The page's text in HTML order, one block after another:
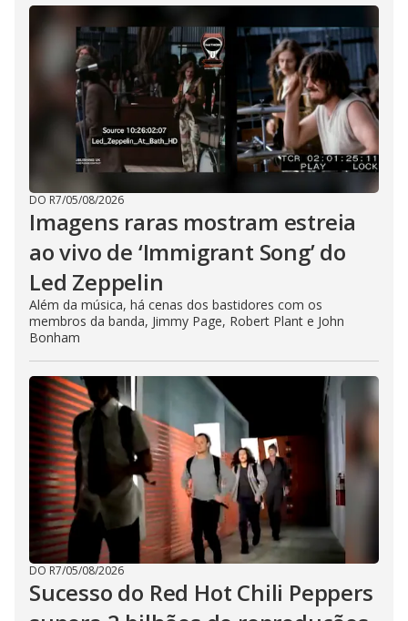
DO R7/05/08/2026
Imagens raras mostram estreia
ao vivo de ‘Immigrant Song’ do
Led Zeppelin
Além da música, há cenas dos bastidores com os
membros da banda, Jimmy Page, Robert Plant e John
Bonham
DO R7/05/08/2026
Sucesso do Red Hot Chili Peppers